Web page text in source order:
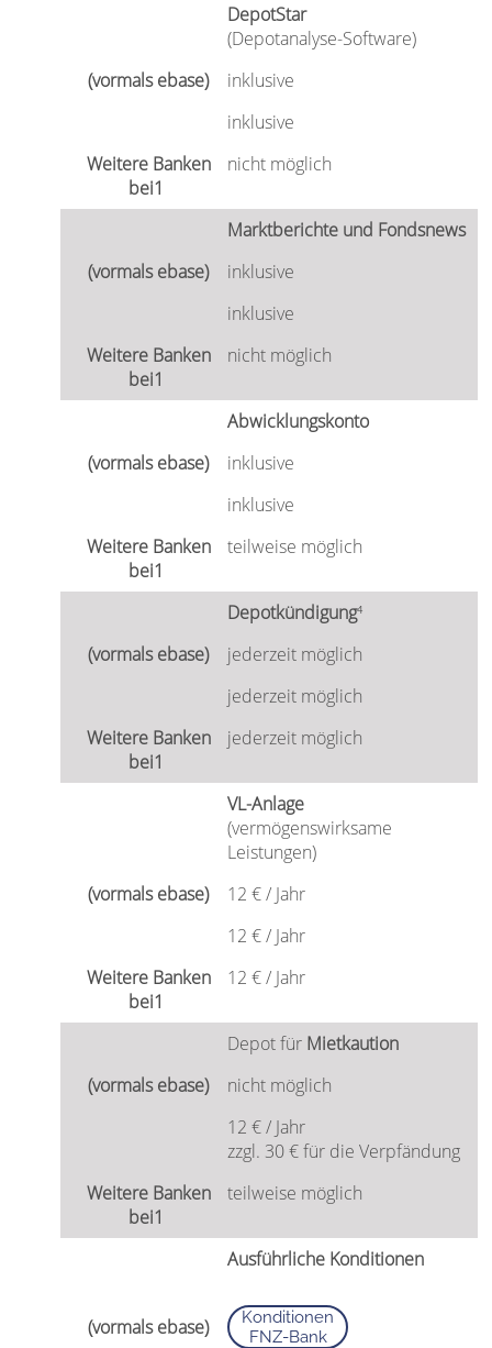
DepotStar
(Depotanalyse-Software)
inklusive
inklusive
nicht möglich
Marktberichte und Fondsnews
inklusive
inklusive
nicht möglich
Abwicklungskonto
inklusive
inklusive
teilweise möglich
Depotkündigung⁴
jederzeit möglich
jederzeit möglich
jederzeit möglich
VL-Anlage
(vermögenswirksame
Leistungen)
12 € / Jahr
12 € / Jahr
12 € / Jahr
Depot für Mietkaution
nicht möglich
12 € / Jahr
zzgl. 30 € für die Verpfändung
teilweise möglich
Ausführliche Konditionen
Konditionen
FNZ-Bank